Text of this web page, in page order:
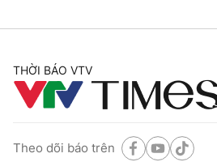
THỜI BÁO VTV
Theo dõi báo trên